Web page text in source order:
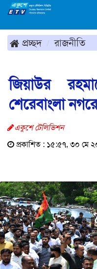
প্রচ্ছদ রাজনীতি
জিয়াউর
শেরেবাংলা
একুশে টেলিভিশন
প্রকাশিত : ১৫:৫৭, ৩০ মে